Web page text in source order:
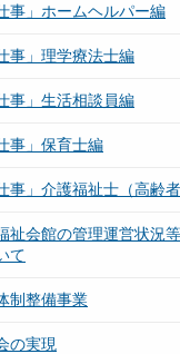
事」ホームヘルパー編
事」理学療法士編
事」生活相談員編
事」保育士編
事」介護福祉士（高齢
祉会館の管理運営状況
て
制整備事業
の実現